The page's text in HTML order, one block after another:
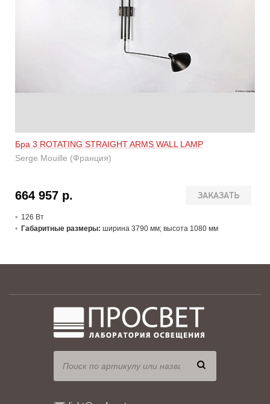
Бра 3 ROTATING STRAIGHT ARMS WALL LAMP
Serge Mouille (Франция)
ЗАКАЗАТЬ
664 957 р.
126 Вт
Габаритные размеры: ширина 3790 мм; высота 1080 мм